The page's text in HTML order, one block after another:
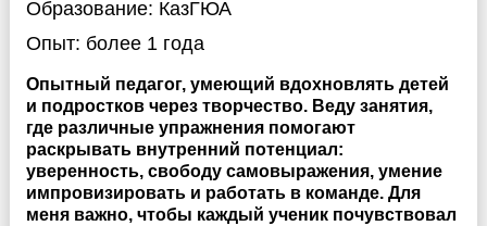
Образование: КазГЮА
Опыт: более 1 года
Опытный педагог, умеющий вдохновлять детей
и подростков через творчество. Веду занятия,
где различные упражнения помогают
раскрывать внутренний потенциал:
уверенность, свободу самовыражения, умение
импровизировать и работать в команде. Для
меня важно, чтобы каждый ученик почувствовал